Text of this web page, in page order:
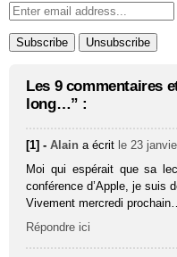
Les 9 commentaires
long…” :
[1] -Alain a écrit le 23
Moi qui espérait que sa
conférence d’Apple, je suis
Vivement mercredi
Répondre ici